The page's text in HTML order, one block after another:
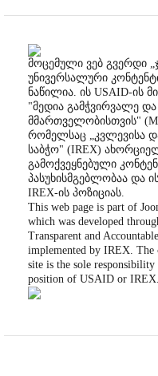
მოცემული ვებ გვერდი
უნივერსალური
ნაწილია. ის USAID-ის
"მედია გამჭვირვალე
მმართველობისთვის" (M-
რომელსაც „კვლევისა
საბჭო" (IREX)
გამოქვეყნებული
პასუხისმგებლობაა და
IREX-ის პოზიციას.
This web page is part of
which was developed
Transparent and
implemented by IREX. The
site is the sole
position of USAID or IREX.